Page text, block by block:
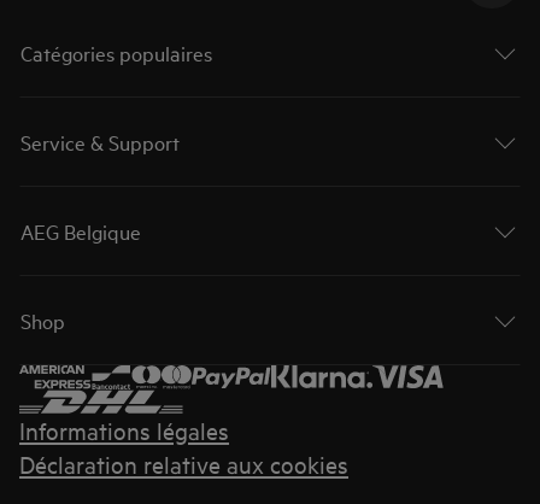
Catégories populaires
Service & Support
AEG Belgique
Shop
Informations légales
Déclaration relative aux cookies